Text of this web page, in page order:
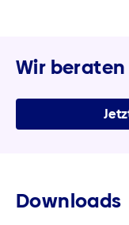
Wir beraten
Downloads